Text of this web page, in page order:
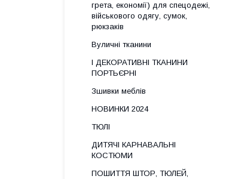
грета, економії) для спецодежі,
військового одягу, сумок,
рюкзаків
Вуличні тканини
І ДЕКОРАТИВНІ ТКАНИНИ
ПОРТЬЄРНІ
Зшивки меблів
НОВИНКИ 2024
ТЮЛІ
ДИТЯЧІ КАРНАВАЛЬНІ
КОСТЮМИ
ПОШИТТЯ ШТОР, ТЮЛЕЙ,